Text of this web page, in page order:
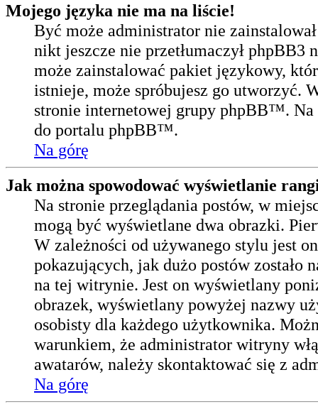
Mojego języka nie ma na liście!
Być może administrator nie
nikt jeszcze nie przetłumaczył
może zainstalować pakiet językowy,
istnieje, może spróbujesz go utworzyć.
stronie internetowej grupy phpBB™.
do portalu phpBB™.
Na górę
Jak można spowodować wyświetlanie
Na stronie przeglądania postów, w
mogą być wyświetlane dwa obrazki.
W zależności od używanego stylu jest
pokazujących, jak dużo postów zostało
na tej witrynie. Jest on wyświetlany
obrazek, wyświetlany powyżej nazwy
osobisty dla każdego użytkownika.
warunkiem, że administrator witryny
awatarów, należy skontaktować się z
Na górę